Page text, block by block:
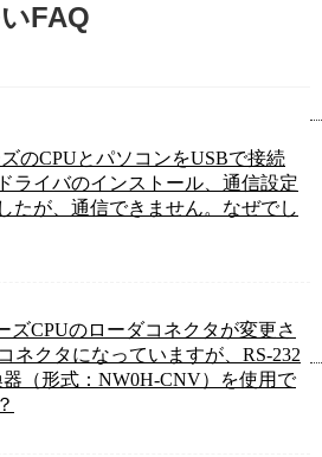
FAQ
のCPUとパソコンをUSBで接続
ライバのインストール、通信設定
たが、通信できません。なぜでし
ズCPUのローダコネクタが変更さ
ネクタになっていますが、RS-232
器（形式：NW0H-CNV）を使用で